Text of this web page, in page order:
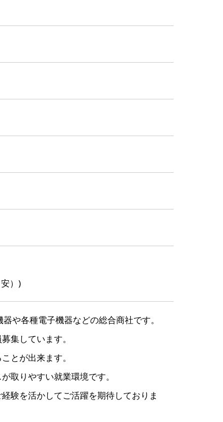
）)
や各種電子機器などの総合商社です。
集しています。
とが出来ます。
取りやすい就業環境です。
験を活かしてご活躍を期待しておりま